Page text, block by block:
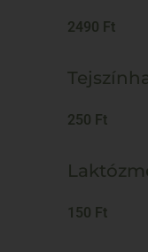
2490 Ft
250 Ft
150 Ft